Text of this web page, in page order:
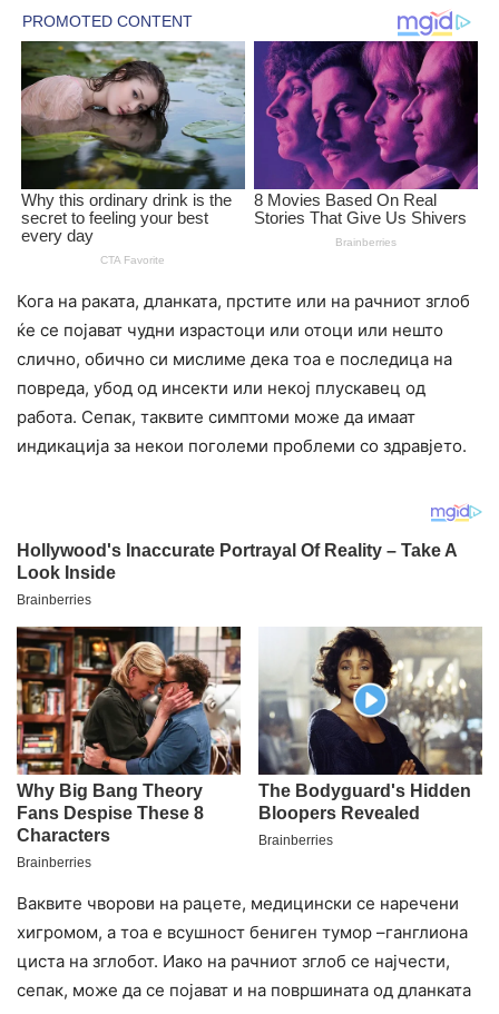
Кога на раката, дланката, прстите или на рачниот зглоб
ќе се појават чудни израстоци или отоци или нешто
слично, обично си мислиме дека тоа е последица на
повреда, убод од инсекти или некој плускавец од
работа. Сепак, таквите симптоми може да имаат
индикација за некои поголеми проблеми со здравјето.
Ваквите чворови на рацете, медицински се наречени
хигромом, а тоа е всушност бениген тумор –ганглиона
циста на зглобот. Иако на рачниот зглоб се најчести,
сепак, може да се појават и на површината од дланката